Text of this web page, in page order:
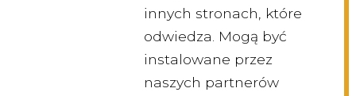
innych stronach, które
odwiedza. Mogą być
instalowane przez
naszych partnerów